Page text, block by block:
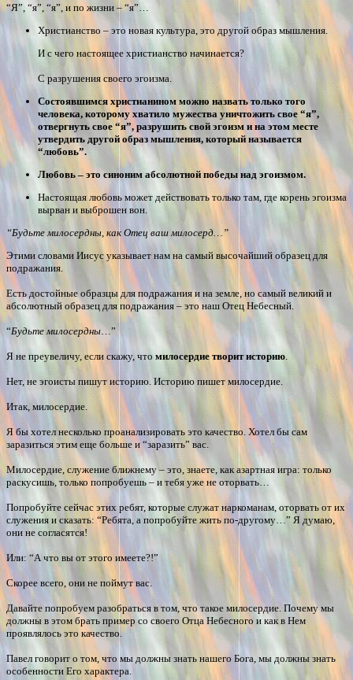
“Я”, “я”, “я”, и по жизни – “я”…
Христианство – это новая культура, это другой образ мышления.
И с чего настоящее христианство начинается?
С разрушения своего эгоизма.
Состоявшимся христианином можно назвать только того
человека, которому хватило мужества уничтожить свое “я”,
отвергнуть свое “я”, разрушить свой эгоизм и на этом месте
утвердить другой образ мышления, который называется
“любовь”.
Любовь – это синоним абсолютной победы над эгоизмом.
Настоящая любовь может действовать только там, где корень эгоизма
вырван и выброшен вон.
“Будьте милосердны, как Отец ваш милосерд…”
Этими словами Иисус указывает нам на самый высочайший образец для
подражания.
Есть достойные образцы для подражания и на земле, но самый великий и
абсолютный образец для подражания – это наш Отец Небесный.
“Будьте милосердны …”
Я не преувеличу, если скажу, что милосердие творит историю
Нет, не эгоисты пишут историю. Историю пишет милосердие.
Итак, милосердие.
Я бы хотел несколько проанализировать это качество. Хотел бы сам
заразиться этим еще больше и “заразить” вас.
Милосердие, служение ближнему – это, знаете, как азартная игра: только
раскусишь, только попробуешь – и тебя уже не оторвать…
Попробуйте сейчас этих ребят, которые служат наркоманам, оторвать от их
служения и сказать: “Ребята, а попробуйте жить по-другому…” Я думаю,
они не согласятся!
Или: “А что вы от этого имеете?!”
Скорее всего, они не поймут вас.
Давайте попробуем разобраться в том, что такое милосердие. Почему мы
должны в этом брать пример со своего Отца Небесного и как в Нем
проявлялось это качество.
Павел говорит о том, что мы должны знать нашего Бога, мы должны знать
особенности Его характера.